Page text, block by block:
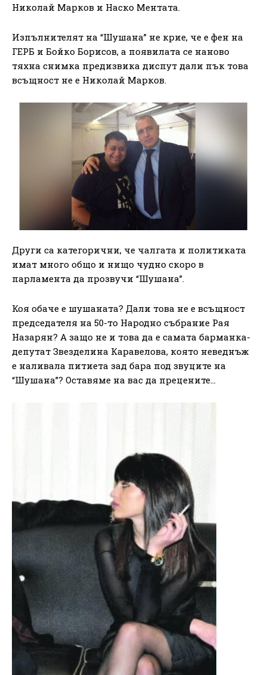
Николай Марков и Наско Ментата.
Изпълнителят на “Шушана” не крие, че е фен на
ГЕРБ и Бойко Борисов, а появилата се наново
тяхна снимка предизвика диспут дали пък това
всъщност не е Николай Марков.
Други са категорични, че чалгата и политиката
имат много общо и нищо чудно скоро в
парламента да прозвучи “Шушана”.
Коя обаче е шушаната? Дали това не е всъщност
председателя на 50-то Народно събрание Рая
Назарян? А защо не и това да е самата барманка-
депутат Звезделина Каравелова, която неведнъж
е наливала питиета зад бара под звуците на
“Шушана”? Оставяме на вас да прецените…